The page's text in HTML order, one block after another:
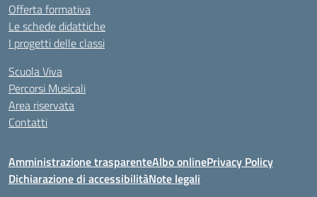
Offerta formativa
Le schede didattiche
I progetti delle classi
Scuola Viva
Percorsi Musicali
Area riservata
Contatti
Amministrazione trasparenteAlbo onlinePrivacy Policy
Dichiarazione di accessibilitàNote legali